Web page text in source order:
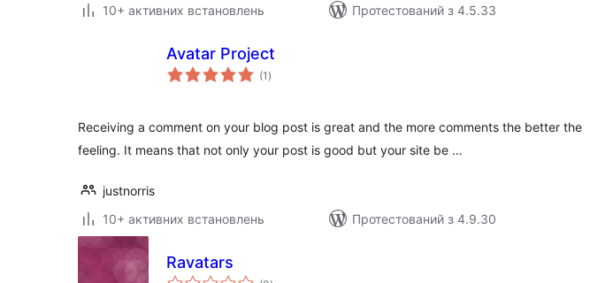
10+ активних встановлень
Протестований з 4.5.33
Avatar Project
(1 загальний
рейтинг
)
Receiving a comment on your blog post is great and the more comments the better the
feeling. It means that not only your post is good but your site be …
justnorris
10+ активних встановлень
Протестований з 4.9.30
Ravatars
загальний